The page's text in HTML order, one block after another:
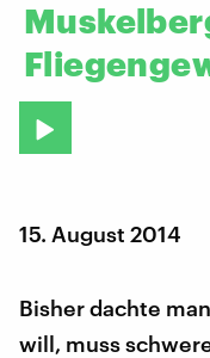
15. August 2014
Bisher dachte
will, muss